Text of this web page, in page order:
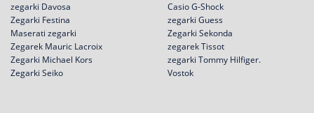
zegarki Davosa
Zegarki Festina
Casio G-Shock
zegarki Guess
Maserati zegarki
Zegarek Mauric Lacroix
Zegarki Michael Kors
Zegarki Seiko
Zegarki Sekonda
zegarek Tissot
zegarki Tommy Hilfiger.
Vostok